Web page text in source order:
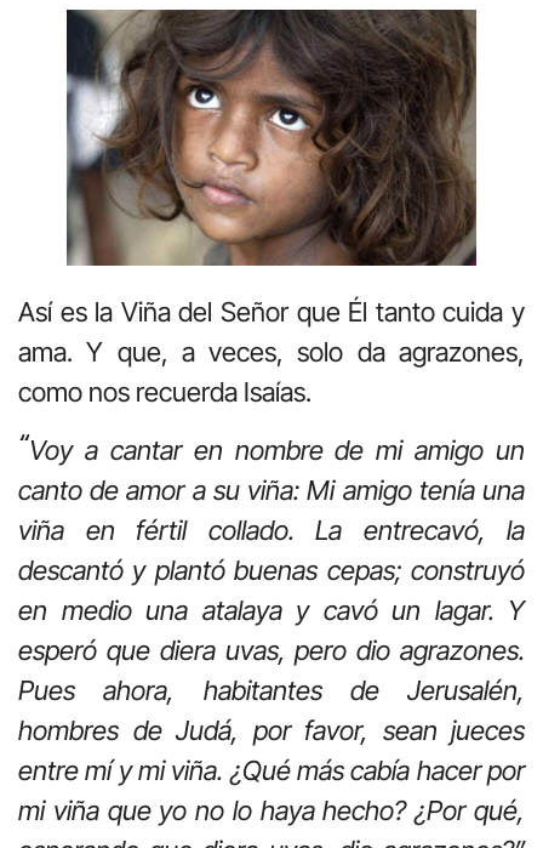
Así es la Viña del Señor que Él tanto cuida y
ama. Y que, a veces, solo da agrazones,
como nos recuerda Isaías.
“Voy a cantar en nombre de mi amigo un
canto de amor a su viña: Mi amigo tenía una
viña en fértil collado. La entrecavó, la
descantó y plantó buenas cepas; construyó
en medio una atalaya y cavó un lagar. Y
esperó que diera uvas, pero dio agrazones.
Pues ahora, habitantes de Jerusalén,
hombres de Judá, por favor, sean jueces
entre mí y mi viña. ¿Qué más cabía hacer por
mi viña que yo no lo haya hecho? ¿Por qué,